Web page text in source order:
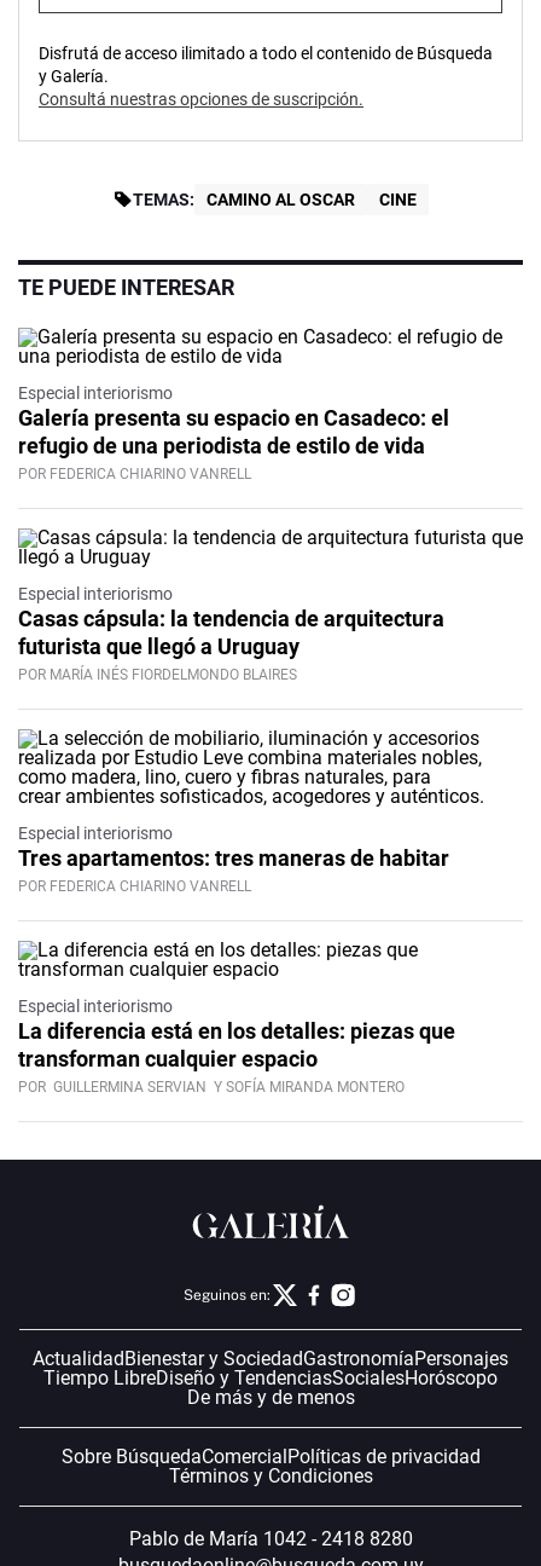
Disfrutá de acceso ilimitado a todo el contenido de Búsqueda
y Galería.
Consultá nuestras opciones de suscripción.
TEMAS: CAMINO AL OSCAR CINE
TE PUEDE INTERESAR
Especial interiorismo
Galería presenta su espacio en Casadeco: el
refugio de una periodista de estilo de vida
POR FEDERICA CHIARINO VANRELL
Especial interiorismo
Casas cápsula: la tendencia de arquitectura
futurista que llegó a Uruguay
POR MARÍA INÉS FIORDELMONDO BLAIRES
Especial interiorismo
Tres apartamentos: tres maneras de habitar
POR FEDERICA CHIARINO VANRELL
Especial interiorismo
La diferencia está en los detalles: piezas que
transforman cualquier espacio
POR GUILLERMINA SERVIAN Y SOFÍA MIRANDA MONTERO
Seguinos en:
Actualidad Bienestar y SociedadGastronomíaPersonajes
Tiempo LibreDiseño y TendenciasSocialesHoróscopo
De más y de menos
Sobre BúsquedaComercial Políticas de privacidad
Términos y Condiciones
Pablo de María 1042 - 2418 8280